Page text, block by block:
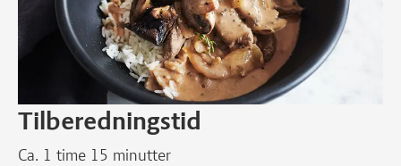
Tilberedningstid
Ca. 1 time 15 minutter